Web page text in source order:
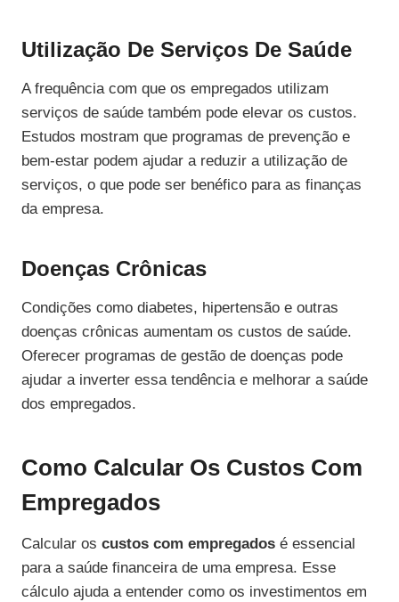
Utilização De Serviços De Saúde
A frequência com que os empregados utilizam
serviços de saúde também pode elevar os custos.
Estudos mostram que programas de prevenção e
bem-estar podem ajudar a reduzir a utilização de
serviços, o que pode ser benéfico para as finanças
da empresa.
Doenças Crônicas
Condições como diabetes, hipertensão e outras
doenças crônicas aumentam os custos de saúde.
Oferecer programas de gestão de doenças pode
ajudar a inverter essa tendência e melhorar a saúde
dos empregados.
Como Calcular Os Custos Com
Empregados
Calcular os custos com empregados é essencial
para a saúde financeira de uma empresa. Esse
cálculo ajuda a entender como os investimentos em